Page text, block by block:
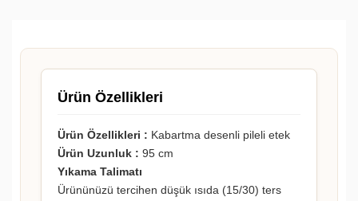
Ürün Özellikleri
Ürün Özellikleri : Kabartma desenli pileli etek
Ürün Uzunluk : 95 cm
Yıkama Talimatı
Ürününüzü tercihen düşük ısıda (15/30) ters